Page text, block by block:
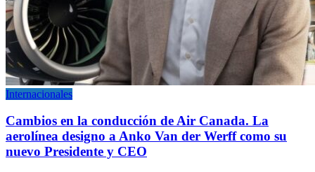
Internacionales
Cambios en la conducción de Air Canada. La
aerolínea designo a Anko Van der Werff como su
nuevo Presidente y CEO